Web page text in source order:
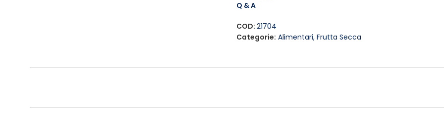
Q & A
COD:21704
Categorie: Alimentari, Frutta Secca